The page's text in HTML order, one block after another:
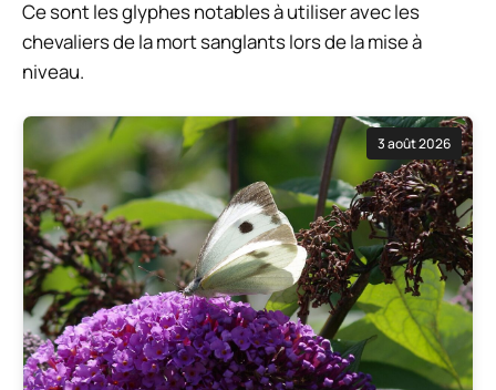
Ce sont les glyphes notables à utiliser avec les
chevaliers de la mort sanglants lors de la mise à
niveau.
3 août 2026